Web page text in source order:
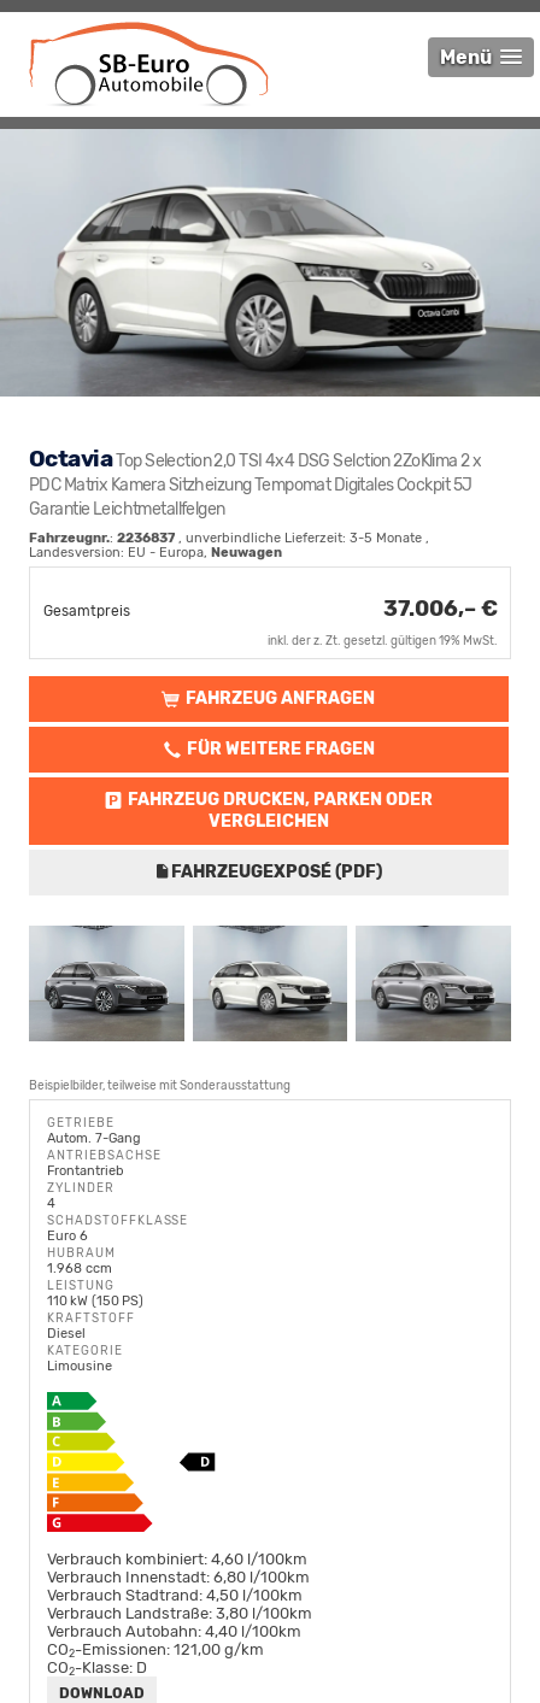
Menü
OctaviaTop Selection 2,0 TSI 4x4 DSG Selction 2ZoKlima 2 x
PDC Matrix Kamera Sitzheizung Tempomat Digitales Cockpit 5J
Garantie Leichtmetallfelgen
Fahrzeugnr.: 2236837 , unverbindliche Lieferzeit: 3-5 Monate ,
Landesversion: EU - Europa, Neuwagen
Gesamtpreis 37.006,– €
inkl. der z. Zt. gesetzl. gültigen 19% MwSt.
FAHRZEUG ANFRAGEN
FÜR WEITERE FRAGEN
FAHRZEUG DRUCKEN, PARKEN ODER
VERGLEICHEN
FAHRZEUGEXPOSÉ (PDF)
Beispielbilder, teilweise mit Sonderausstattung
GETRIEBE
Autom. 7-Gang
ANTRIEBSACHSE
Frontantrieb
ZYLINDER
4
SCHADSTOFFKLASSE
Euro 6
HUBRAUM
1.968 ccm
LEISTUNG
110 kW (150 PS)
KRAFTSTOFF
Diesel
KATEGORIE
Limousine
Verbrauch kombiniert: 4,60 l/100km
Verbrauch Innenstadt: 6,80 l/100km
Verbrauch Stadtrand: 4,50 l/100km
Verbrauch Landstraße: 3,80 l/100km
Verbrauch Autobahn: 4,40 l/100km
CO2-Emissionen: 121,00 g/km
CO2-Klasse: D
DOWNLOAD